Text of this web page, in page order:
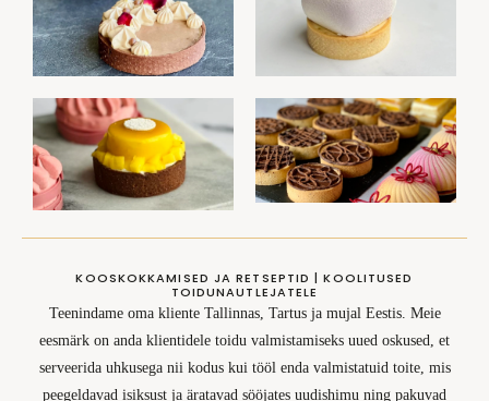
KOOSKOKKAMISED JA RETSEPTID | KOOLITUSED
TOIDUNAUTLEJATELE
Teenindame oma kliente Tallinnas, Tartus ja mujal Eestis. Meie
eesmärk on anda klientidele toidu valmistamiseks uued oskused, et
serveerida uhkusega nii kodus kui tööl enda valmistatuid toite, mis
peegeldavad isiksust ja äratavad sööjates uudishimu ning pakuvad